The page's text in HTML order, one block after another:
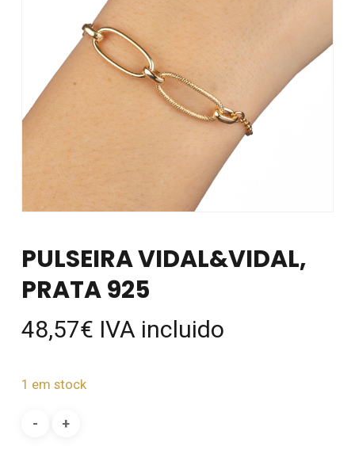
PULSEIRA VIDAL&VIDAL,
PRATA 925
48,57€ IVA incluido
1 em stock